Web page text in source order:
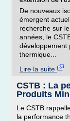
De nouveaux
émergent
recherche sur
années, le
développement
thermique...
Lire la suite
CSTB : La
Produits
Le CSTB
la performance